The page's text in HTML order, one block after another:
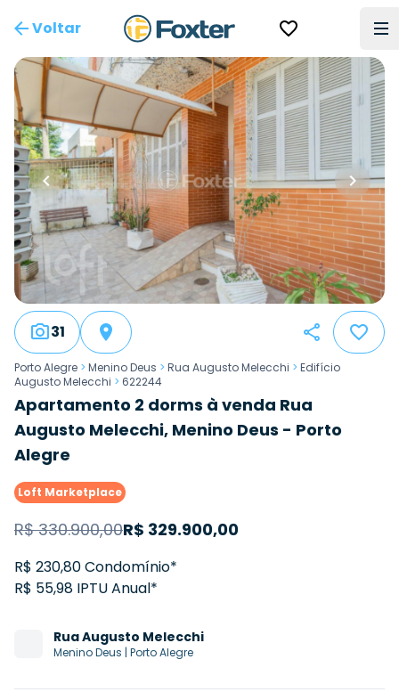
Voltar
31
Porto Alegre > Menino Deus > Rua Augusto Melecchi > Edifício
Augusto Melecchi > 622244
Apartamento 2 dorms à venda Rua
Augusto Melecchi, Menino Deus - Porto
Alegre
Loft Marketplace
R$330.900,00R$ 329.900,00
R$ 230,80 Condomínio*
R$ 55,98 IPTU Anual*
RuaAugusto Melecchi
Menino Deus | Porto Alegre